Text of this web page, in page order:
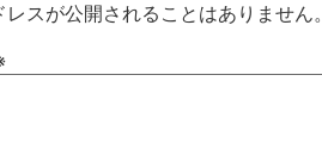
レスが公開されることはありません。